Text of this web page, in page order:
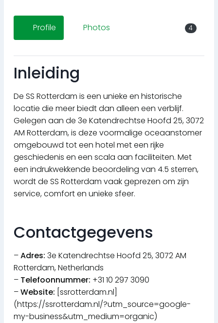
Profile Photos 4
Inleiding
De SS Rotterdam is een unieke en historische
locatie die meer biedt dan alleen een verblijf.
Gelegen aan de 3e Katendrechtse Hoofd 25, 3072
AM Rotterdam, is deze voormalige oceaanstomer
omgebouwd tot een hotel met een rijke
geschiedenis en een scala aan faciliteiten. Met
een indrukwekkende beoordeling van 4.5 sterren,
wordt de SS Rotterdam vaak geprezen om zijn
service, comfort en unieke sfeer.
Contactgegevens
–Adres: 3e Katendrechtse Hoofd 25, 3072 AM
Rotterdam, Netherlands
– Telefoonnummer: +31 10 297 3090
–Website: [ssrotterdam.nl]
(https://ssrotterdam.nl/?utm_source=google-
my-business&utm_medium=organic)